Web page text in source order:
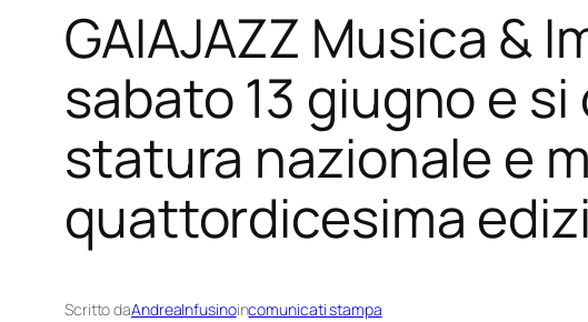
GAIAJAZZ Musica &
sabato 13 giugno e
statura nazionale e
quattordicesima
Scritto daAndreaInfusinoincomunicati stampa